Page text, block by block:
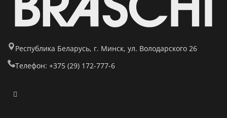
Республика Беларусь, г. Минск, ул. Володарского 26
Телефон: +375 (29) 172-777-6